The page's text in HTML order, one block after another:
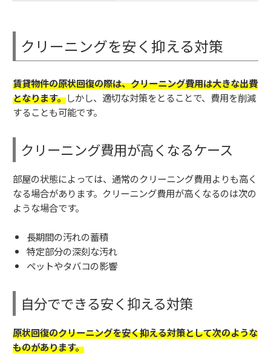
クリーニングを安く抑える対策
賃貸物件の原状回復の際は、クリーニング費用は大きな出費
となります。しかし、適切な対策をとることで、費用を削減
することも可能です。
クリーニング費用が高くなるケース
部屋の状態によっては、通常のクリーニング費用よりも高く
なる場合があります。クリーニング費用が高くなるのは次の
ような場合です。
長期間の汚れの蓄積
特定部分の深刻な汚れ
ペットやタバコの影響
自分でできる安く抑える対策
原状回復のクリーニングを安く抑える対策として次のような
ものがあります。